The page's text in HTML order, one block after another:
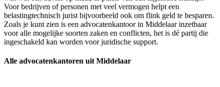
Voor bedrijven of personen met veel vermogen helpt een
belastingtechnisch jurist bijvoorbeeld ook om flink geld te besparen.
Zoals je kunt zien is een advocatenkantoor in Middelaar inzetbaar
voor alle mogelijke soorten zaken en conflicten, het is dé partij die
ingeschakeld kan worden voor juridische support.
Alle advocatenkantoren uit Middelaar